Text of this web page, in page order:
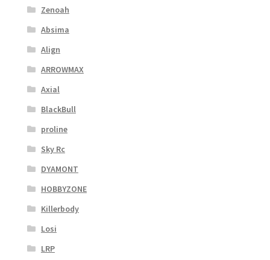
Zenoah
Absima
Align
ARROWMAX
Axial
BlackBull
proline
Sky Rc
DYAMONT
HOBBYZONE
Killerbody
Losi
LRP